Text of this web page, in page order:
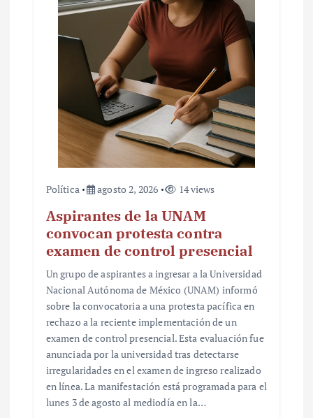
Política agosto 2, 2026 14 views
Aspirantes de la UNAM
convocan protesta contra
examen de control presencial
Un grupo de aspirantes a ingresar a la Universidad
Nacional Autónoma de México (UNAM) informó
sobre la convocatoria a una protesta pacífica en
rechazo a la reciente implementación de un
examen de control presencial. Esta evaluación fue
anunciada por la universidad tras detectarse
irregularidades en el examen de ingreso realizado
en línea. La manifestación está programada para el
lunes 3 de agosto al mediodía en la…